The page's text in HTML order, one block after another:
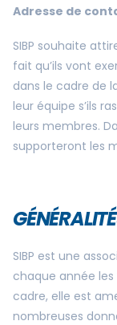
Adresse de
SIBP souhaite
fait qu’ils vont
dans le cadre de
leur équipe s’ils
leurs membres.
supporteront les
SIBP est une
chaque année
cadre, elle est
nombreuses